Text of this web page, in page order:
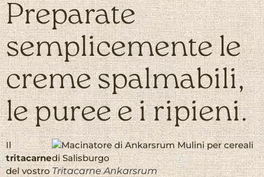
Preparate
semplicemente le
creme spalmabili,
le puree e i ripieni.
Tritacarne Ankarsrum
Il
tritacarne
del vostro